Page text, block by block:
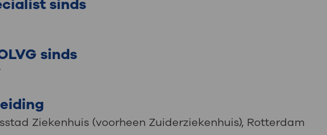
sinds
sinds
Ziekenhuis (voorheen Zuiderziekenhuis), Rotterdam